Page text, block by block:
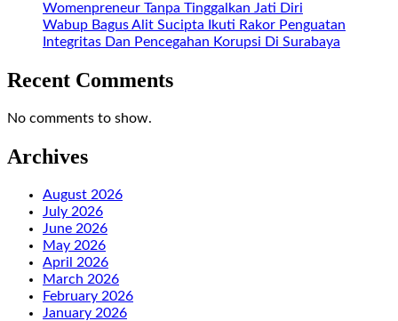
Womenpreneur Tanpa Tinggalkan Jati Diri
Wabup Bagus Alit Sucipta Ikuti Rakor Penguatan
Integritas Dan Pencegahan Korupsi Di Surabaya
Recent Comments
No comments to show.
Archives
August 2026
July 2026
June 2026
May 2026
April 2026
March 2026
February 2026
January 2026